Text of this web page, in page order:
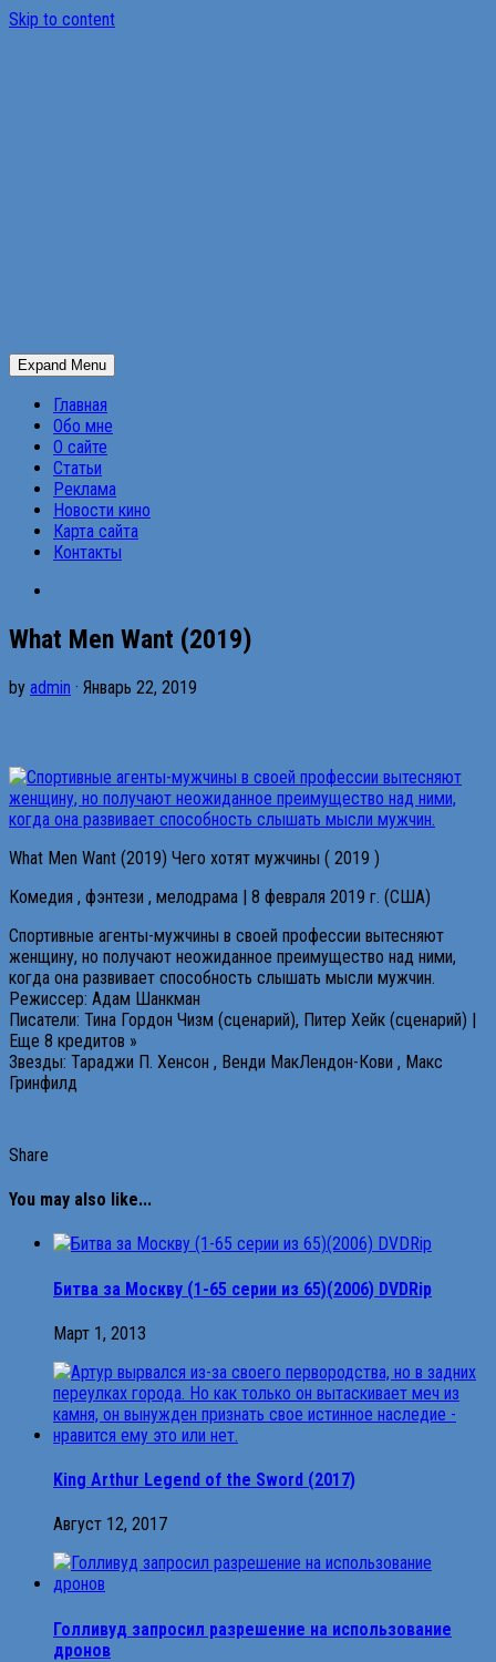
Skip to content
Expand Menu
Главная
Обо мне
О сайте
Статьи
Реклама
Новости кино
Карта сайта
Контакты
What Men Want (2019)
by admin · Январь 22, 2019
What Men Want (2019) Чего хотят мужчины ( 2019 )
Комедия , фэнтези , мелодрама | 8 февраля 2019 г. (США)
Спортивные агенты-мужчины в своей профессии вытесняют
женщину, но получают неожиданное преимущество над ними,
когда она развивает способность слышать мысли мужчин.
Режиссер: Адам Шанкман
Писатели: Тина Гордон Чизм (сценарий), Питер Хейк (сценарий) |
Еще 8 кредитов »
Звезды: Тараджи П. Хенсон , Венди МакЛендон-Кови , Макс
Гринфилд
Share
You may also like...
Битва за Москву (1-65 серии из 65)(2006) DVDRip
Март 1, 2013
King Arthur Legend of the Sword (2017)
Август 12, 2017
Голливуд запросил разрешение на использование
дронов